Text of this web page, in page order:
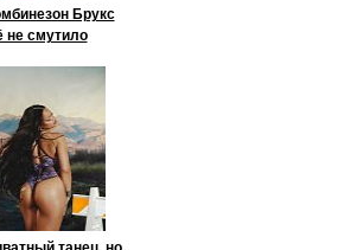
Брукс
не смутило